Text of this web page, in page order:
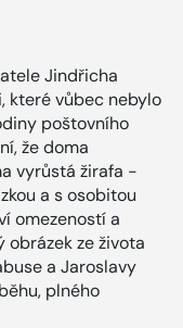
Jindřicha
které vůbec nebylo
poštovního
že doma
vyrůstá žirafa -
a s osobitou
omezeností a
ze života
a Jaroslavy
plného